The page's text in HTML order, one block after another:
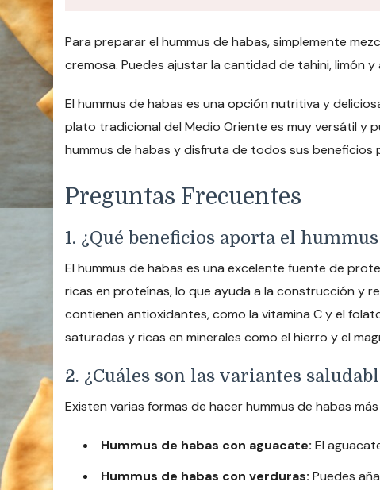
Para preparar el hummus de habas, simplemente
cremosa. Puedes ajustar la cantidad de tahini, limón
El hummus de habas es una opción nutritiva y
plato tradicional del Medio Oriente es muy versátil y
hummus de habas y disfruta de todos sus beneficios
Preguntas Frecuentes
1. ¿Qué beneficios aporta el
El hummus de habas es una excelente fuente de
ricas en proteínas, lo que ayuda a la construcción y
contienen antioxidantes, como la vitamina C y el
saturadas y ricas en minerales como el hierro y el
2. ¿Cuáles son las variantes
Existen varias formas de hacer hummus de habas
Hummus de habas con aguacate: El
Hummus de habas con verduras: Puedes